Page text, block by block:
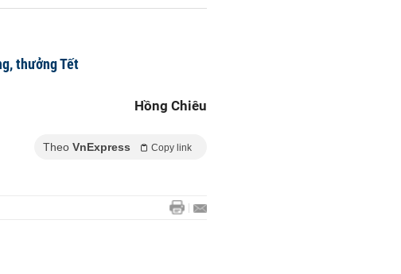
thưởng Tết
Hồng Chiêu
Theo VnExpress Copy link